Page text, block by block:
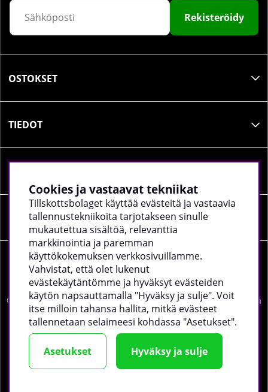
Rekisteröidy
OSTOKSET
TIEDOT
YRITYKSEN TIEDOT
© 2026 tillskottsbolaget.fi. Käytämme evästeitä -lue lisää
täältä.
Cookies ja vastaavat tekniikat
Tillskottsbolaget käyttää evästeitä ja vastaavia
tallennustekniikoita tarjotakseen sinulle
mukautettua sisältöä, relevanttia
markkinointia ja paremman
käyttökokemuksen verkkosivuillamme.
Vahvistat, että olet lukenut
evästekäytäntömme ja hyväksyt evästeiden
käytön napsauttamalla "Hyväksy ja sulje". Voit
itse milloin tahansa hallita, mitkä evästeet
tallennetaan selaimeesi kohdassa "Asetukset".
Asetukset Hyväksy ja sulje